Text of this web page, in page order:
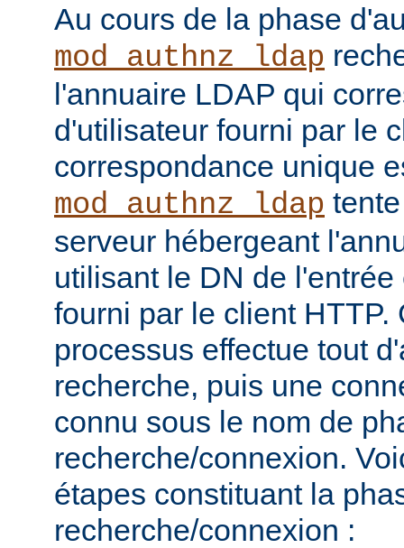
Au cours de la phase
mod_authnz_ldap
l'annuaire LDAP qui
d'utilisateur fourni par le
correspondance unique
mod_authnz_ldap
serveur hébergeant
utilisant le DN de
fourni par le client HTTP.
processus effectue tout
recherche, puis une
connu sous le nom de
recherche/connexion.
étapes constituant la
recherche/connexion :